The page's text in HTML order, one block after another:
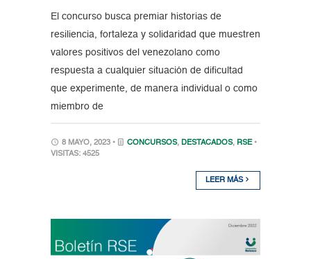
El concurso busca premiar historias de
resiliencia, fortaleza y solidaridad que muestren
valores positivos del venezolano como
respuesta a cualquier situación de dificultad
que experimente, de manera individual o como
miembro de
8 MAYO, 2023 • CONCURSOS, DESTACADOS, RSE •
VISITAS: 4525
LEER MÁS